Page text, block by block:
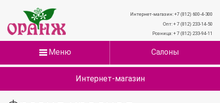
Интернет-магазин: +7 (812) 600-4-300
Опт: + 7 (812) 233-14-50
Розница: + 7 (812) 233-94-11
Меню Салоны
Интернет-магазин